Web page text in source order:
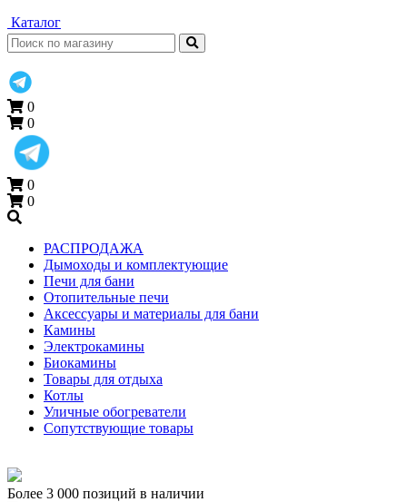
Каталог
0
0
0
0
РАСПРОДАЖА
Дымоходы и комплектующие
Печи для бани
Отопительные печи
Аксессуары и материалы для бани
Камины
Электрокамины
Биокамины
Товары для отдыха
Котлы
Уличные обогреватели
Сопутствующие товары
Более 3 000 позиций в наличии